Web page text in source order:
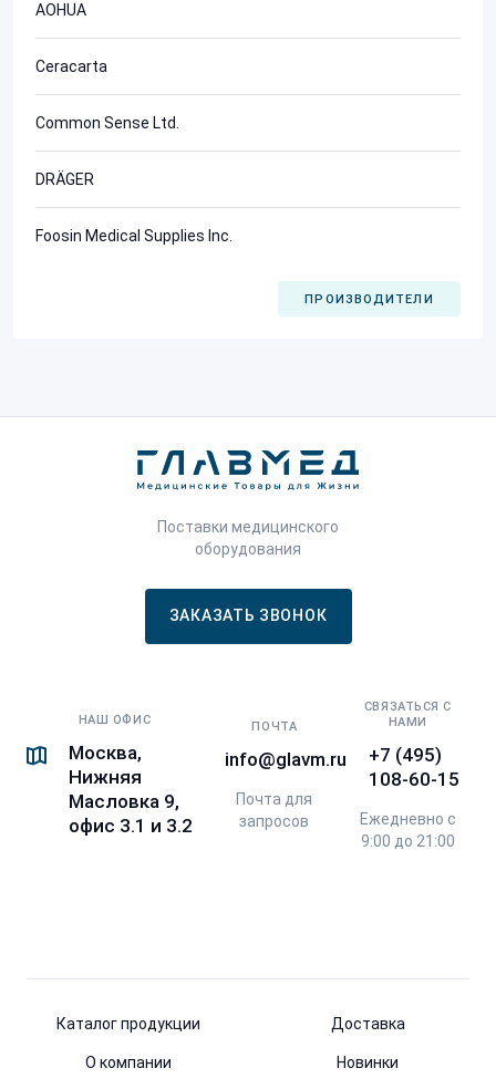
AOHUA
Ceracarta
Common Sense Ltd.
DRÄGER
Foosin Medical Supplies Inc.
ПРОИЗВОДИТЕЛИ
Поставки медицинского
оборудования
ЗАКАЗАТЬ ЗВОНОК
НАШ ОФИС
Москва,
Нижняя
Масловка 9,
офис 3.1 и 3.2
ПОЧТА
info@glavm.ru
Почта для
запросов
СВЯЗАТЬСЯ С
НАМИ
+7 (495)
108-60-15
Ежедневно с
9:00 до 21:00
Каталог продукции Доставка
О компании Новинки